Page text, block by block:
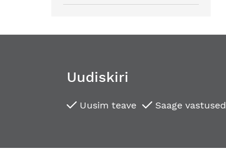
Uudiskiri
Uusim teave Saage vastused